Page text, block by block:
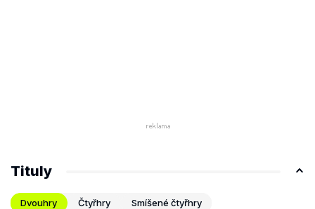
Tituly
Dvouhry Čtyřhry Smíšené čtyřhry